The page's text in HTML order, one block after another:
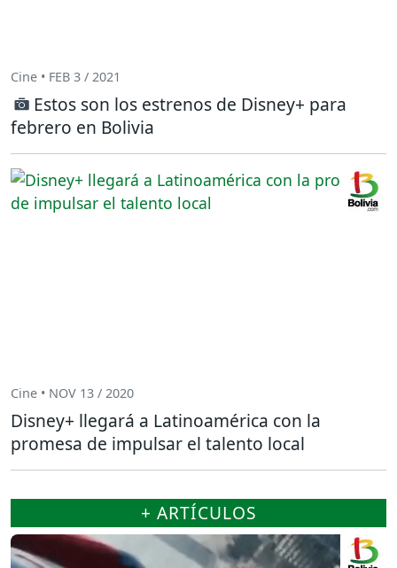
Cine • FEB 3 / 2021
Estos son los estrenos de Disney+ para
febrero en Bolivia
Cine • NOV 13 / 2020
Disney+ llegará a Latinoamérica con la
promesa de impulsar el talento local
+ ARTÍCULOS